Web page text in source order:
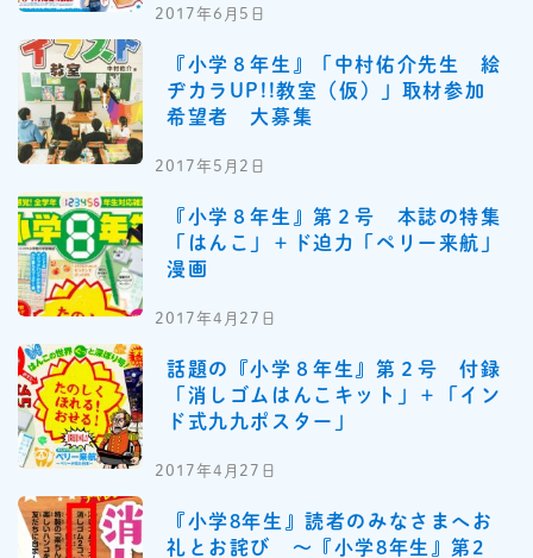
2017年6月5日
『小学８年生』「中村佑介先生 絵
ヂカラUP!!教室（仮）」取材参加
希望者 大募集
2017年5月2日
『小学８年生』第２号 本誌の特集
「はんこ」＋ド迫力「ペリー来航」
漫画
2017年4月27日
話題の『小学８年生』第２号 付録
「消しゴムはんこキット」＋「イン
ド式九九ポスター」
2017年4月27日
『小学8年生』読者のみなさまへお
礼とお詫び 〜『小学8年生』第2